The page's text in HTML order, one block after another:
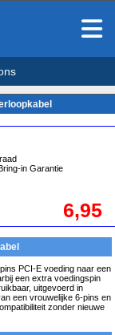
in Garantie
6,95
PCI-E voeding naar een
een extra voedingspin
uitgevoerd in
een vrouwelijke 6-pins en
zonder nieuwe